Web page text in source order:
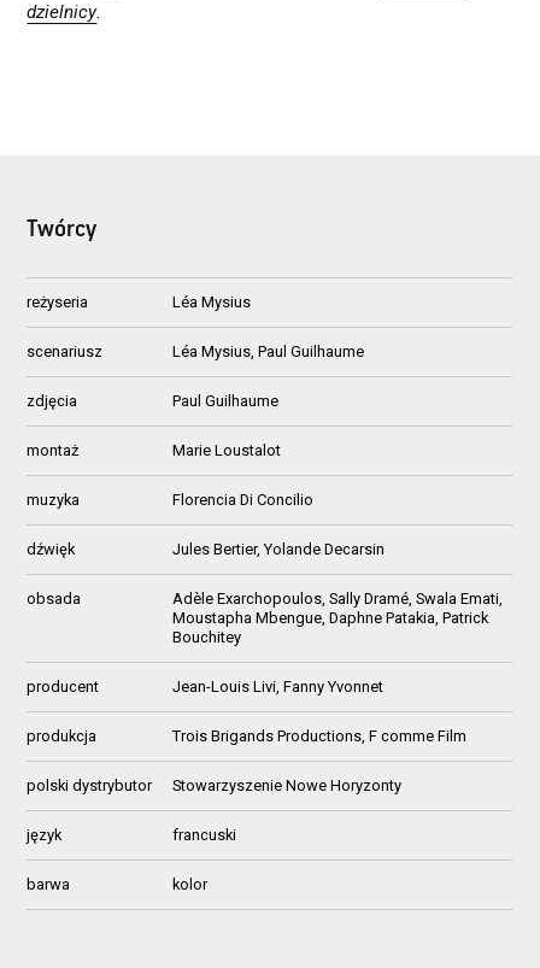
dzielnicy.
Twórcy
reżyseria Léa Mysius
scenariusz Léa Mysius, Paul Guilhaume
zdjęcia Paul Guilhaume
montaż Marie Loustalot
muzyka Florencia Di Concilio
dźwięk Jules Bertier, Yolande Decarsin
obsada
Adèle Exarchopoulos, Sally Dramé, Swala Emati,
Moustapha Mbengue, Daphne Patakia, Patrick
Bouchitey
producent Jean-Louis Livi, Fanny Yvonnet
produkcja Trois Brigands Productions, F comme Film
polski dystrybutor Stowarzyszenie Nowe Horyzonty
język francuski
barwa kolor